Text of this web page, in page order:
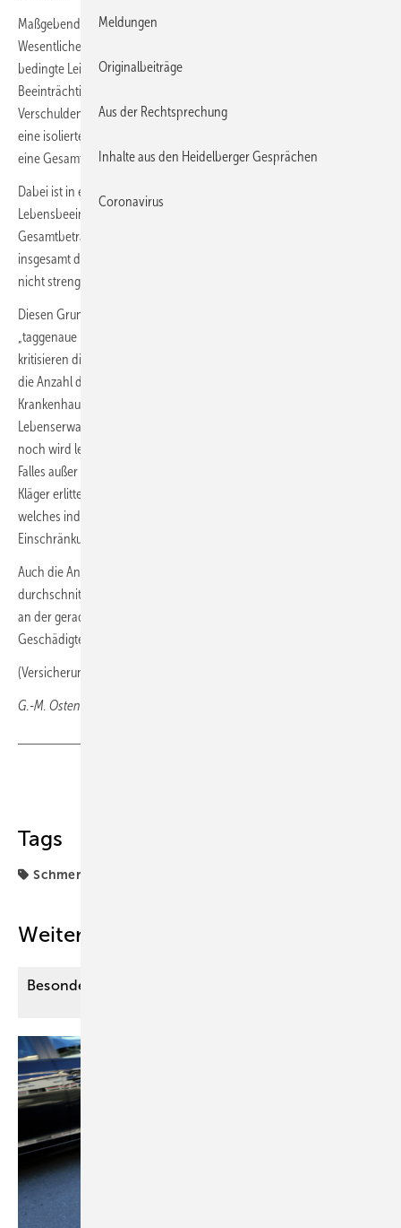
Maßgebend für die Höhe des Schmerzensgeldes sind im
Wesentlichen die Schwere der Verletzungen, das durch diese
bedingte Leiden, dessen Dauer, das Ausmaß der Wahrnehmung der
Beeinträchtigung durch den Verletzten und der Grad des
Verschuldens des Schädigers, so der BGH. Dabei geht es nicht um
eine isolierte Schau auf einzelne Umstände des Falles, sondern um
eine Gesamtbetrachtung aller Umstände des Einzelfalls.
Dabei ist in erster Linie die Höhe und das Maß der entstandenen
Lebensbeeinträchtigung zu berücksichtigen. Auf der Grundlage dieser
Gesamtbetrachtung ist eine einheitliche Entschädigung für das sich
insgesamt darbietende Schadensbild festzusetzen, die sich jedoch
nicht streng rechnerisch ermitteln lässt.
Diesen Grundsätzen wird die (vom Berufungsgericht vorgenommene)
„taggenaue Berechnung“ des Schmerzensgeldes nicht gerecht,
kritisieren die Karlsruher Richter. Die schematische Konzentration auf
die Anzahl der Tage, die der Kläger auf der Normalstation eines
Krankenhauses verbracht hat und die er nach seiner
Lebenserwartung mit der dauerhaften Einschränkung voraussichtlich
noch wird leben müssen, lässt wesentliche Umstände des konkreten
Falles außer Acht. So bleibt unbeachtet, welche Verletzungen der
Kläger erlitten hat, wie die Verletzungen behandelt wurden und
welches individuelle Leid bei ihm ausgelöst wurde. Gleiches gilt für die
Einschränkungen in seiner zukünftigen individuellen Lebensführung.
Auch die Anknüpfung an die statistische Größe des
durchschnittlichen Einkommens trägt der notwendigen Orientierung
an der gerade individuell zu ermittelnden Lebensbeeinträchtigung des
Geschädigten nicht hinreichend Rechnung.
(Versicherungsrecht 73 (2022) 11: 712-716)
G.-M. Ostendorf,
Tags
Schmerzensgeld
Weitere Inhalte
Besondere Anforderungen der Therapie im
Meldungen
Originalbeiträge
Aus der Rechtsprechung
Inhalte aus den Heidelberger Gesprächen
Coronavirus